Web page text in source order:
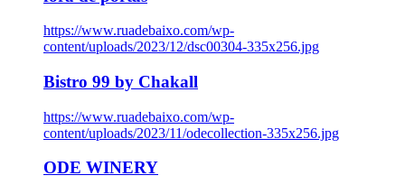
https://www.ruadebaixo.com/wp-
content/uploads/2023/12/dsc00304-335x256.jpg
Bistro 99 by Chakall
https://www.ruadebaixo.com/wp-
content/uploads/2023/11/odecollection-335x256.jpg
ODE WINERY